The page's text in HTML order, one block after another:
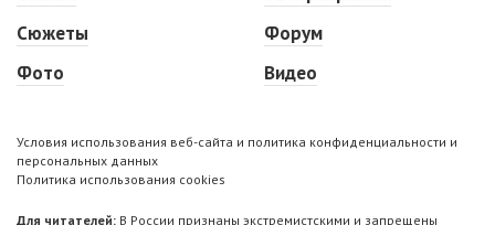
Сюжеты
Фото
Форум
Видео
Условия использования веб-сайта и политика конфиденциальности и
персональных данных
Политика использования cookies
Для читателей: В России признаны экстремистскими и запрещены